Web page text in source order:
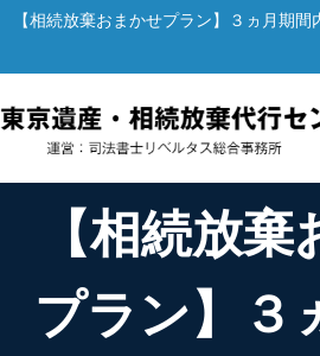
【相続放棄おまかせプラン】３ヵ月期
【相続放
プラン】３